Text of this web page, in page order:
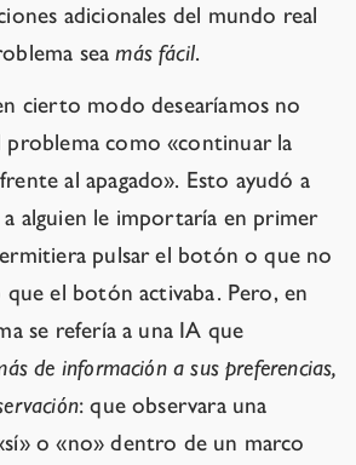
adicionales del mundo real
seamás fácil.
cierto modo desearíamos no
problema como «continuar la
al apagado». Esto ayudó a
alguien le importaría en primer
pulsar el botón o que no
el botón activaba. Pero, en
se refería a una IA que
de información a sus preferencias,
: que observara una
o «no» dentro de un marco